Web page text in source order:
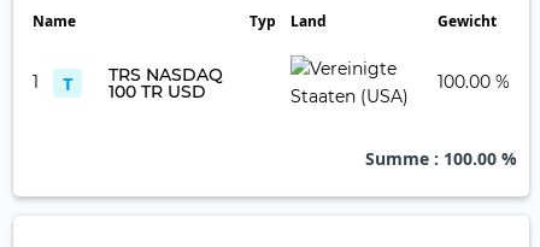
Name Typ Land Gewicht
1 T TRS NASDAQ
100 TR USD 100.00 %
Summe : 100.00 %